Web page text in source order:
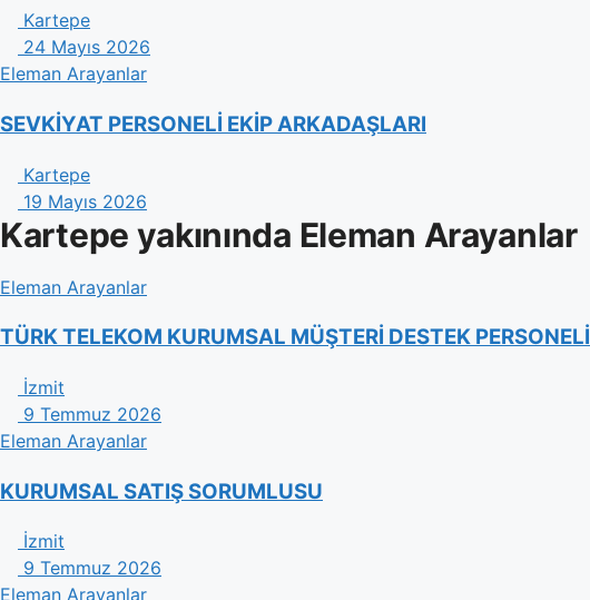
Kartepe
24 Mayıs 2026
Eleman Arayanlar
SEVKİYAT PERSONELİ EKİP ARKADAŞLARI
Kartepe
19 Mayıs 2026
Kartepe yakınında Eleman Arayanlar
Eleman Arayanlar
TÜRK TELEKOM KURUMSAL MÜŞTERİ DESTEK PERSONELİ
İzmit
9 Temmuz 2026
Eleman Arayanlar
KURUMSAL SATIŞ SORUMLUSU
İzmit
9 Temmuz 2026
Eleman Arayanlar